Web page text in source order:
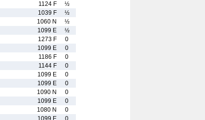
1124 F
½
1039 F
½
1060 N
½
1099 E
½
1273 F
0
1099 E
0
1186 F
0
1144 F
0
1099 E
0
1099 E
0
1090 N
0
1099 E
0
1080 N
0
1099 E 0